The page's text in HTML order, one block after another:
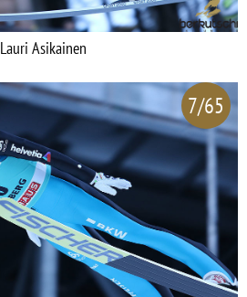
Lauri Asikainen
7/65